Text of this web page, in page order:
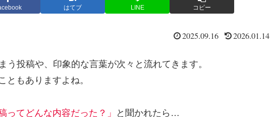
はてブ LINE コピー
2025.09.16 2026.01.14
う投稿や、印象的な言葉が次々と流れてきます。
ともありますよね。
ってどんな内容だった？」
と聞かれたら…